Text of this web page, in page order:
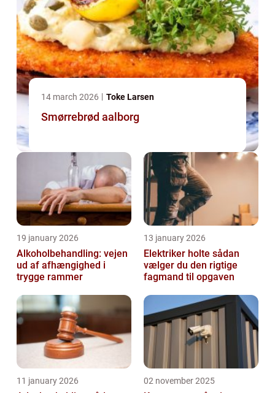
14 march 2026 Toke Larsen
Smørrebrød aalborg
19 january 2026
Alkoholbehandling: vejen
ud af afhængighed i
trygge rammer
13 january 2026
Elektriker holte sådan
vælger du den rigtige
fagmand til opgaven
11 january 2026 02 november 2025